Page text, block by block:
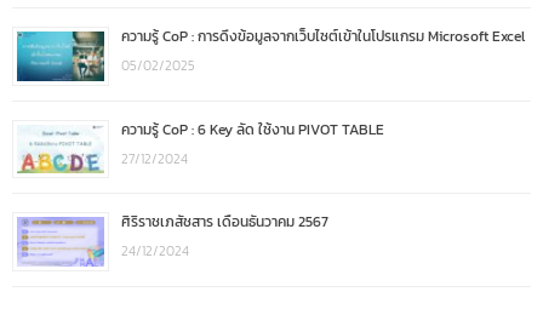
ความรู้ CoP : การดึงข้อมูลจากเว็บไซต์เข้าในโปรแกรม Microsoft Excel
05/02/2025
ความรู้ CoP : 6 Key ลัด ใช้งาน PIVOT TABLE
27/12/2024
ศิริราชเภสัชสาร เดือนธันวาคม 2567
24/12/2024